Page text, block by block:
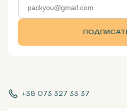
+38 073 327 33 37